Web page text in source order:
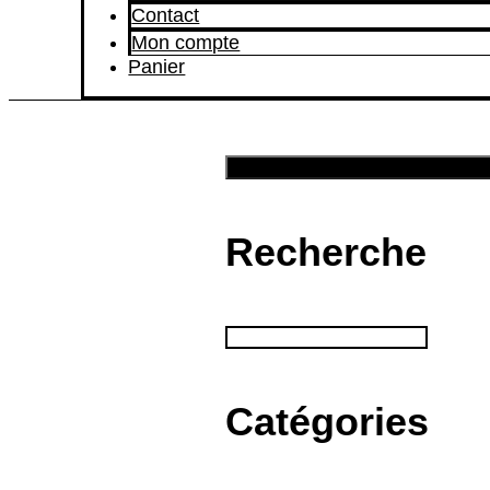
Contact
Mon compte
Panier
Recherche
Catégories